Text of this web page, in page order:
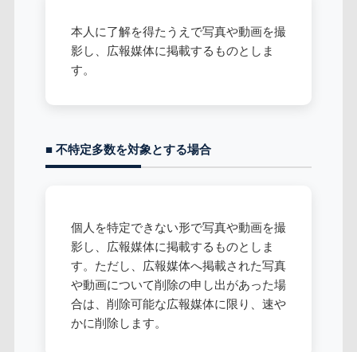
本人に了解を得たうえで写真や動画を撮
影し、広報媒体に掲載するものとしま
す。
■ 不特定多数を対象とする場合
個人を特定できない形で写真や動画を撮
影し、広報媒体に掲載するものとしま
す。ただし、広報媒体へ掲載された写真
や動画について削除の申し出があった場
合は、削除可能な広報媒体に限り、速や
かに削除します。